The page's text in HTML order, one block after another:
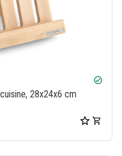
check_circle
28x24x6 cm